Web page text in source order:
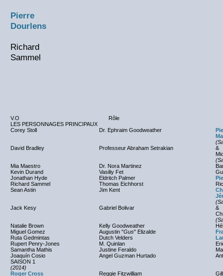
Pierre
Dourlens
Richard
Sammel
V.O
Rôle
LES PERSONNAGES PRINCIPAUX
Corey Stoll
Dr. Ephraim Goodweather
David Bradley Professeur Abraham Setrakian
&
Mia Maestro
Dr. Nora Martinez
Kevin Durand
Vasiliy Fet
Jonathan Hyde
Eldritch Palmer
Richard Sammel
Thomas Eichhorst
Sean Astin
Jim Kent
Jack Kesy Gabriel Bolivar
&
Natalie Brown
Kelly Goodweather
Miguel Gomez
Augustin "Gus" Elizalde
Ruta Gedmintas
Dutch Velders
Rupert Penry-Jones
M. Quinlan
Samantha Mathis
Justine Feraldo
Joaquín Cosio
Angel Guzman Hurtado
SAISON 1
(2014)
Roger Cross
Reggie Fitzwilliam